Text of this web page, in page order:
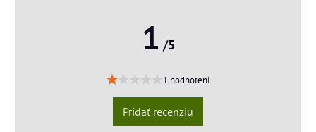
1 /5
1 hodnotení
Pridať recenziu